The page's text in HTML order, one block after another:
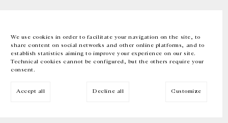
We use cookies in order to facilitate your navigation on the site, to
share content on social networks and other online platforms, and to
establish statistics aiming to improve your experience on our site.
Technical cookies cannot be configured, but the others require your
consent.
Accept all Decline all Customize
EN FR 中文 Facebook Instagram
Inscrivez-vous à notre newsletter